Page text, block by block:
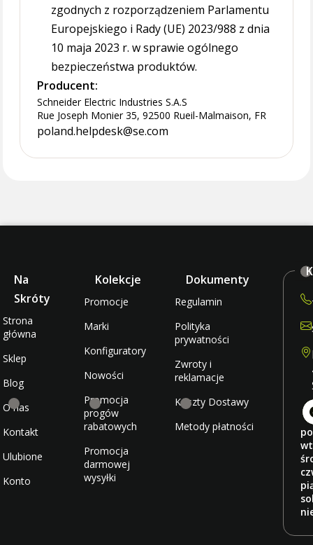
zgodnych z rozporządzeniem Parlamentu
Europejskiego i Rady (UE) 2023/988 z dnia
10 maja 2023 r. w sprawie ogólnego
bezpieczeństwa produktów.
Producent:
Schneider Electric Industries S.A.S
Rue Joseph Monier 35, 92500 Rueil-Malmaison, FR
poland.helpdesk@se.com
Na
Skróty
Strona
główna
Sklep
Blog
O nas
Kontakt
Ulubione
Konto
Kolekcje
Promocje
Marki
Konfiguratory
Nowości
Promocja
progów
rabatowych
Promocja
darmowej
wysyłki
Dokumenty
Regulamin
Polityka
prywatności
Zwroty i
reklamacje
Koszty Dostawy
Metody płatności